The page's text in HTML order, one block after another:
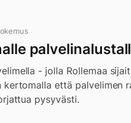
- jolla Rollemaa
että palvelimen
pysyvästi.